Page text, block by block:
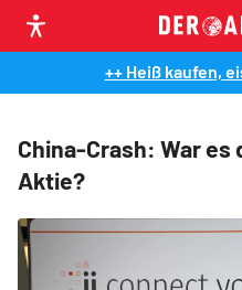
++ Heiß kaufen,
China-Crash: War es
Aktie?